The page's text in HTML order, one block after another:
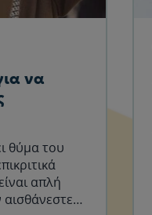
να
θύμα του
απλή